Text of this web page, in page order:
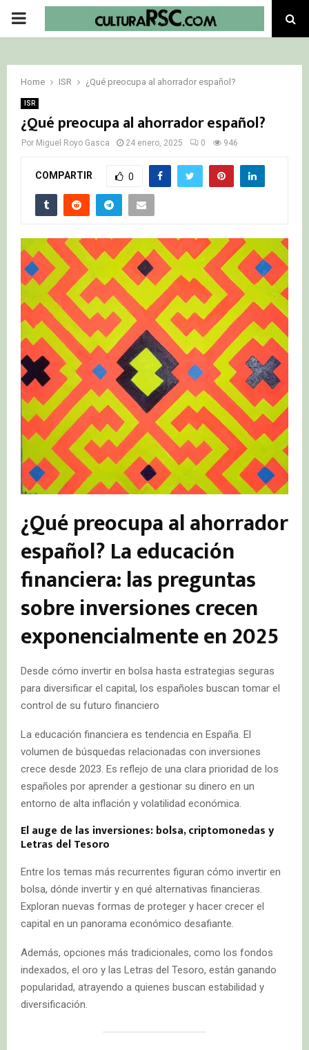
PRIMARY
Home ISR ¿Qué preocupa al ahorrador español?
ISR
¿Qué preocupa al ahorrador español?
Por Miguel Royo Gasca 24 enero, 2025 0 946
COMPARTIR 0
¿Qué preocupa al ahorrador
español? La educación
financiera: las preguntas
sobre inversiones crecen
exponencialmente en 2025
Desde cómo invertir en bolsa hasta estrategias seguras
para diversificar el capital, los españoles buscan tomar el
control de su futuro financiero
La educación financiera es tendencia en España. El
volumen de búsquedas relacionadas con inversiones
crece desde 2023. Es reflejo de una clara prioridad de los
españoles por aprender a gestionar su dinero en un
entorno de alta inflación y volatilidad económica.
El auge de las inversiones: bolsa, criptomonedas y
Letras del Tesoro
Entre los temas más recurrentes figuran cómo invertir en
bolsa, dónde invertir y en qué alternativas financieras.
Exploran nuevas formas de proteger y hacer crecer el
capital en un panorama económico desafiante.
Además, opciones más tradicionales, como los fondos
indexados, el oro y las Letras del Tesoro, están ganando
popularidad, atrayendo a quienes buscan estabilidad y
diversificación.